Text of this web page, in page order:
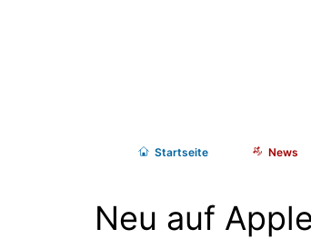
Startseite News
Neu auf